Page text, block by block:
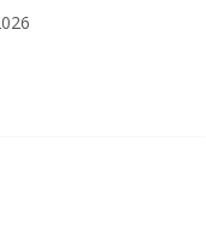
Calabria
Gallico torna la festa
la giornata della
lo IOR